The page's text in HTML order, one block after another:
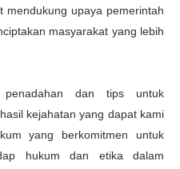
mendukung upaya pemerintah
masyarakat yang lebih
penadahan dan tips untuk
kejahatan yang dapat kami
yang berkomitmen untuk
hukum dan etika dalam